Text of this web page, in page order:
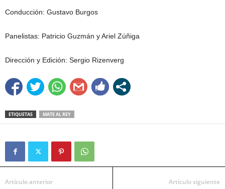
Conducción: Gustavo Burgos
Panelistas: Patricio Guzmán y Ariel Zúñiga
Dirección y Edición: Sergio Rizenverg
ETIQUETAS MATE AL REY
Artículo anterior Artículo siguiente